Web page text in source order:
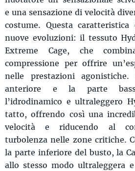
e una sensazione di velocità
costume. Questa
nuove evoluzioni: il tessuto
Extreme Cage, che
compressione per offrire
nelle prestazioni
anteriore e la parte
l’idrodinamico e ultraleggero
tatto, offrendo così una
velocità e riducendo al
turbolenza nelle zone critiche.
la parte inferiore del busto, la
allo stesso modo ultraleggera